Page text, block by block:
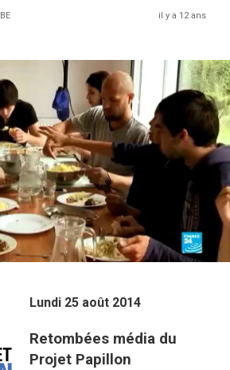
il y a 12 ans
Lundi 25 août 2014
Retombées média du
Projet Papillon